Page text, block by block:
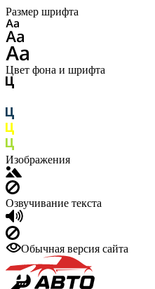
Размер шрифта
Цвет фона и шрифта
Изображения
Озвучивание текста
Обычная версия сайта